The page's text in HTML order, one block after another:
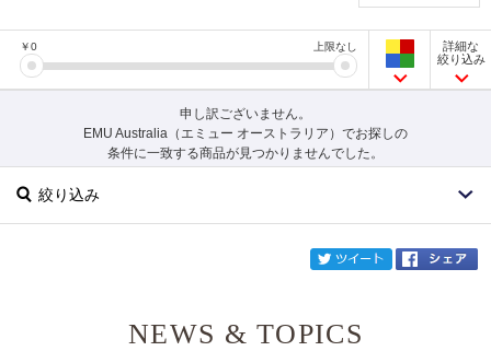
￥0 上限なし
詳細な
絞り込み
申し訳ございません。
EMU Australia（エミュー オーストラリア）でお探しの
条件に一致する商品が見つかりませんでした。
絞り込み
NEWS & TOPICS